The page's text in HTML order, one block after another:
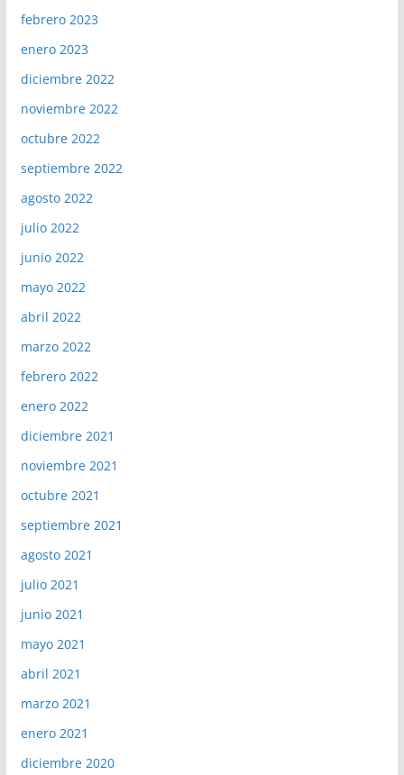
febrero 2023
enero 2023
diciembre 2022
noviembre 2022
octubre 2022
septiembre 2022
agosto 2022
julio 2022
junio 2022
mayo 2022
abril 2022
marzo 2022
febrero 2022
enero 2022
diciembre 2021
noviembre 2021
octubre 2021
septiembre 2021
agosto 2021
julio 2021
junio 2021
mayo 2021
abril 2021
marzo 2021
enero 2021
diciembre 2020